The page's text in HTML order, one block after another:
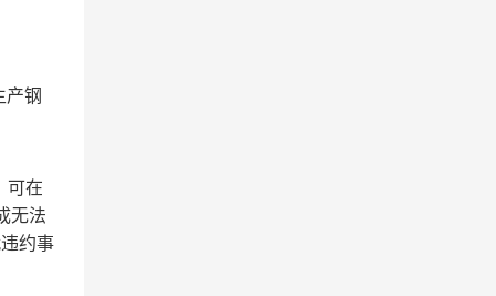
钢
可在
无法
约事